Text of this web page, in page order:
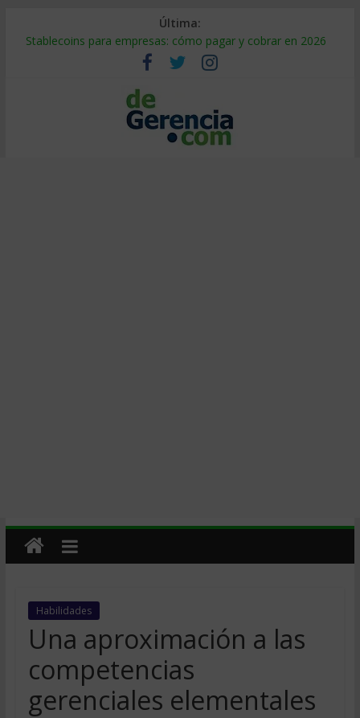
Última:
Stablecoins para empresas: cómo pagar y cobrar en 2026
Despido silencioso: qué es y por qué sale tan caro
IA en selección de personal: cómo auditarla a tiempo
Trabajo forzoso en la cadena de suministro: qué hacer
Mercado hispano de EE. UU.: cómo segmentarlo y venderle
Habilidades
Una aproximación a las
competencias
gerenciales elementales